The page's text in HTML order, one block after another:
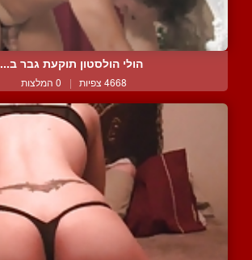
הולי הולסטון תוקעת גבר ב...
4668 צפיות | 0 המלצות